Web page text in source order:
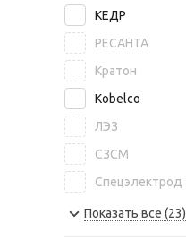
КЕДР
РЕСАНТА
Кратон
Kobelco
ЛЭЗ
СЗСМ
Спецэлектрод
NITTETSU
Показать все (23)